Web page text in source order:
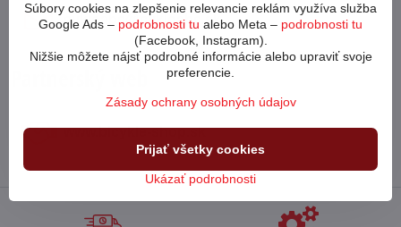
cykloabc​@cykloabc​.sk
www​.bicykle-shop​.sk
Súbory cookies na zlepšenie relevancie reklám využíva služba
Google Ads – podrobnosti tu alebo Meta – podrobnosti tu
(Facebook, Instagram).
Nižšie môžete nájsť podrobné informácie alebo upraviť svoje
preferencie.
Zásady ochrany osobných údajov
Ukázať podrobnosti
Prijať všetky cookies